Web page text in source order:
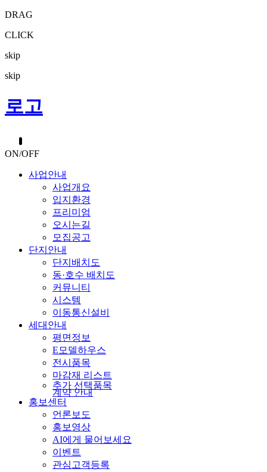
DRAG
CLICK
skip
skip
로고
ON/OFF
사업안내
사업개요
입지환경
프리미엄
오시는길
모집공고
단지안내
단지배치도
동·호수 배치도
커뮤니티
시스템
이동통신설비
세대안내
평면정보
E모델하우스
전시품목
마감재 리스트
추가 선택품목
계약 안내
홍보센터
언론보도
홍보영상
AI에게 물어보세요
이벤트
관심고객등록